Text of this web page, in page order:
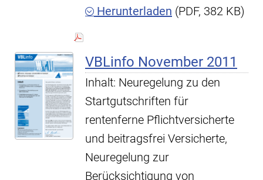
Herunterladen (PDF, 382 KB)
VBLinfo November 2011
Inhalt: Neuregelung zu den
Startgutschriften für
rentenferne Pflichtversicherte
und beitragsfrei Versicherte,
Neuregelung zur
Berücksichtigung von